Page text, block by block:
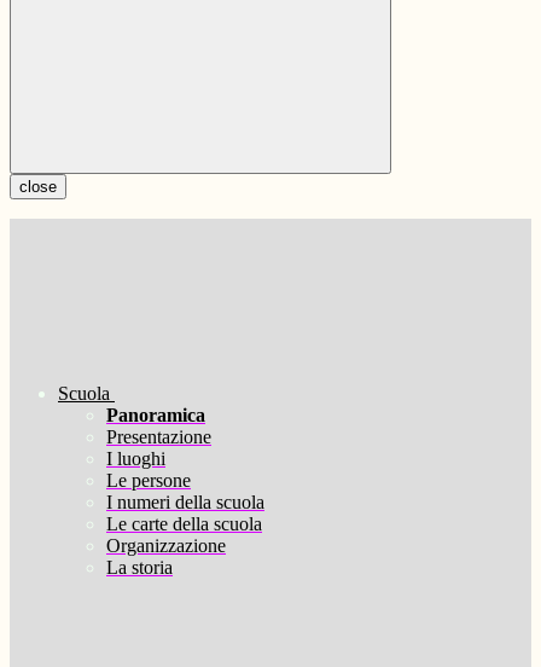
close
Scuola
Panoramica
Presentazione
I luoghi
Le persone
I numeri della scuola
Le carte della scuola
Organizzazione
La storia